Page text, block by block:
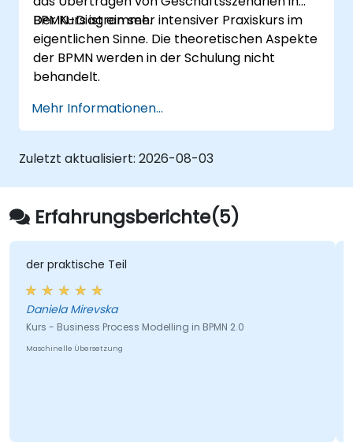
BPMN-Diagramme.
Der Kurs ist ein sehr intensiver Praxiskurs im
eigentlichen Sinne. Die theoretischen Aspekte
der BPMN werden in der Schulung nicht
behandelt.
Mehr Informationen...
Zuletzt aktualisiert: 2026-08-03
Erfahrungsberichte(5)
der praktische Teil
Daniela Mirevska
Kurs - Business Process Modelling in BPMN 2.0
Maschinelle Übersetzung